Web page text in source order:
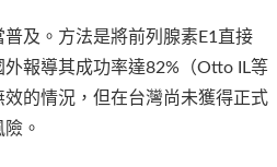
及。方法是將前列腺素E1直接
報導其成功率達82%（Otto IL等
的情況，但在台灣尚未獲得正式
。